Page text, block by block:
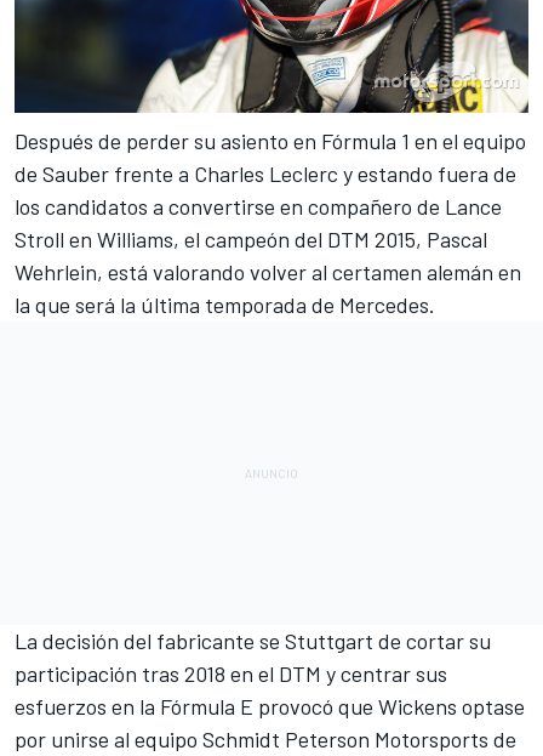
Después de perder su asiento en Fórmula 1 en el equipo
de Sauber frente a Charles Leclerc y estando fuera de
los candidatos a convertirse en compañero de Lance
Stroll en Williams, el campeón del DTM 2015, Pascal
Wehrlein, está valorando volver al certamen alemán en
la que será la última temporada de Mercedes.
La decisión del fabricante se Stuttgart de cortar su
participación tras 2018 en el DTM y centrar sus
esfuerzos en la Fórmula E provocó que Wickens optase
por unirse al equipo Schmidt Peterson Motorsports de